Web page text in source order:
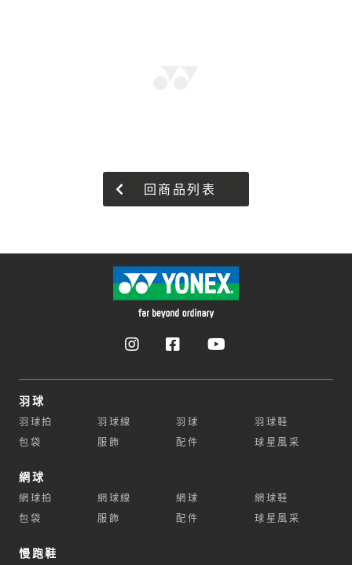
回商品列表
羽球
羽球拍 羽球線 羽球
羽球鞋
包袋
服飾 配件 球星風采
網球
網球拍 網球線 網球
網球鞋
包袋
服飾 配件 球星風采
慢跑鞋